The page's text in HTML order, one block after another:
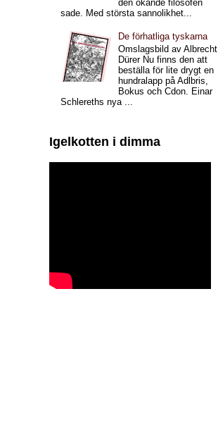
den okände filosofen
sade. Med största sannolikhet...
De förhatliga tyskarna
Omslagsbild av Albrecht
Dürer Nu finns den att
beställa för lite drygt en
hundralapp på Adlbris,
Bokus och Cdon. Einar
Schlereths nya ...
Igelkotten i dimma